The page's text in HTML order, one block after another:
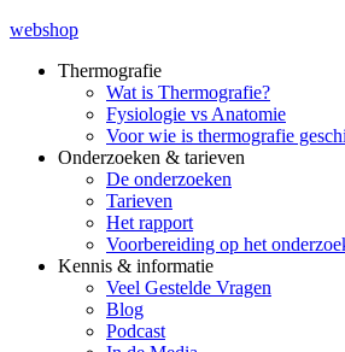
webshop
Thermografie
Wat is Thermografie?
Fysiologie vs Anatomie
Voor wie is thermografie
Onderzoeken & tarieven
De onderzoeken
Tarieven
Het rapport
Voorbereiding op het
Kennis & informatie
Veel Gestelde Vragen
Blog
Podcast